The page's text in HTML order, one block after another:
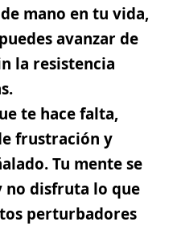
mano en tu vida,
avanzar de
la resistencia
te hace falta,
frustración y
Tu mente se
no disfruta lo que
perturbadores